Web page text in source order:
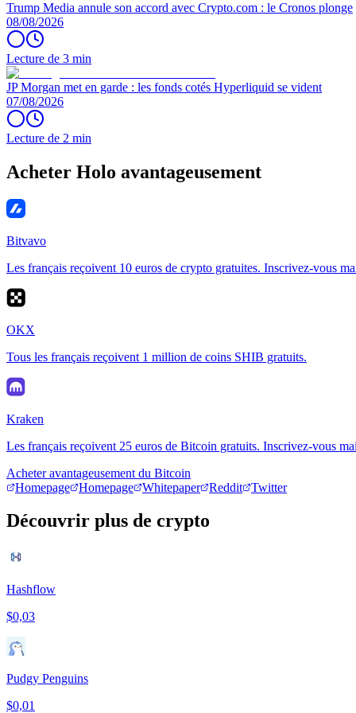
Trump Media annule son accord avec Crypto.com : le Cronos plonge
08/08/2026
Lecture de 3 min
JP Morgan met en garde : les fonds cotés Hyperliquid se vident
07/08/2026
Lecture de 2 min
Acheter Holo avantageusement
Bitvavo
Les français reçoivent 10 euros de crypto gratuites. Inscrivez-vous
OKX
Tous les français reçoivent 1 million de coins SHIB gratuits.
Kraken
Les français reçoivent 25 euros de Bitcoin gratuits. Inscrivez-vous
Acheter avantageusement du Bitcoin
Homepage
Homepage Whitepaper Reddit Twitter
Découvrir plus de crypto
Hashflow
$0,03
Pudgy Penguins
$0,01